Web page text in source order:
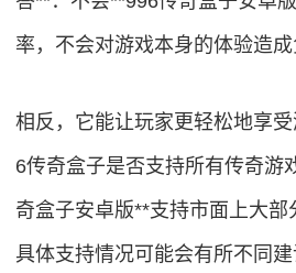
率，不会对游戏本身的体验造成
相反，它能让玩家更轻松地享
6传奇盒子是否支持所有传奇游
奇盒子安卓版**支持市面上大部
具体支持情况可能会有所不同